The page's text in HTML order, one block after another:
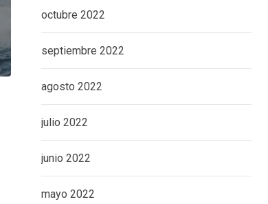
octubre 2022
septiembre 2022
agosto 2022
julio 2022
junio 2022
mayo 2022